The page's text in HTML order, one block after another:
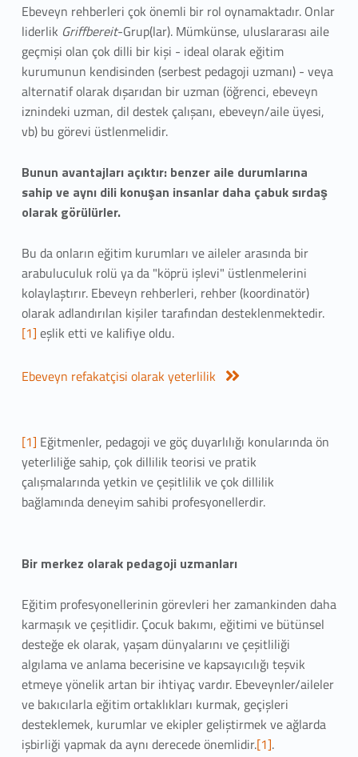
Ebeveyn rehberleri çok önemli bir rol oynamaktadır. Onlar
liderlik Griffbereit-Grup(lar). Mümkünse, uluslararası aile
geçmişi olan çok dilli bir kişi - ideal olarak eğitim
kurumunun kendisinden (serbest pedagoji uzmanı) - veya
alternatif olarak dışarıdan bir uzman (öğrenci, ebeveyn
iznindeki uzman, dil destek çalışanı, ebeveyn/aile üyesi,
vb) bu görevi üstlenmelidir.
Bunun avantajları açıktır: benzer aile durumlarına
sahip ve aynı dili konuşan insanlar daha çabuk sırdaş
olarak görülürler.
Bu da onların eğitim kurumları ve aileler arasında bir
arabuluculuk rolü ya da "köprü işlevi" üstlenmelerini
kolaylaştırır. Ebeveyn rehberleri, rehber (koordinatör)
olarak adlandırılan kişiler tarafından desteklenmektedir.
[1] eşlik etti ve kalifiye oldu.
Ebeveyn refakatçisi olarak yeterlilik
[1] Eğitmenler, pedagoji ve göç duyarlılığı konularında ön
yeterliliğe sahip, çok dillilik teorisi ve pratik
çalışmalarında yetkin ve çeşitlilik ve çok dillilik
bağlamında deneyim sahibi profesyonellerdir.
Bir merkez olarak pedagoji uzmanları
Eğitim profesyonellerinin görevleri her zamankinden daha
karmaşık ve çeşitlidir. Çocuk bakımı, eğitimi ve bütünsel
desteğe ek olarak, yaşam dünyalarını ve çeşitliliği
algılama ve anlama becerisine ve kapsayıcılığı teşvik
etmeye yönelik artan bir ihtiyaç vardır. Ebeveynler/aileler
ve bakıcılarla eğitim ortaklıkları kurmak, geçişleri
desteklemek, kurumlar ve ekipler geliştirmek ve ağlarda
işbirliği yapmak da aynı derecede önemlidir.[1].